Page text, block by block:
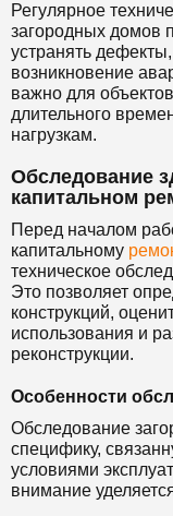
Регулярное
загородных домов
устранять
возникновение
важно для
длительного
нагрузкам.
Обследование
капитальном
Перед началом
капитальному
техническое
Это позволяет
конструкций,
использования и
реконструкции.
Особенности
Обследование
специфику,
условиями
внимание